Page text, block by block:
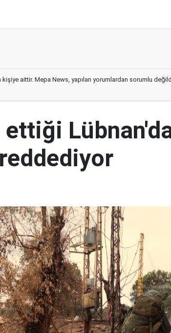
aittir. Mepa News, yapılan yorumlardan sorumlu